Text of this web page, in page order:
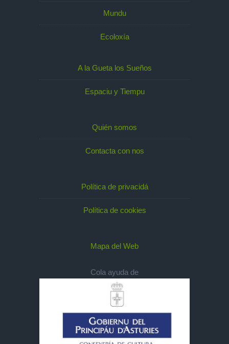
Mundu
Ecoloxía
A la Gueta los Sueños
Espaciu y Tiempu
Quién somos
Contacta con nos
Política de privacidá
Política de cookies
Mapa del Web
Cola ayuda de